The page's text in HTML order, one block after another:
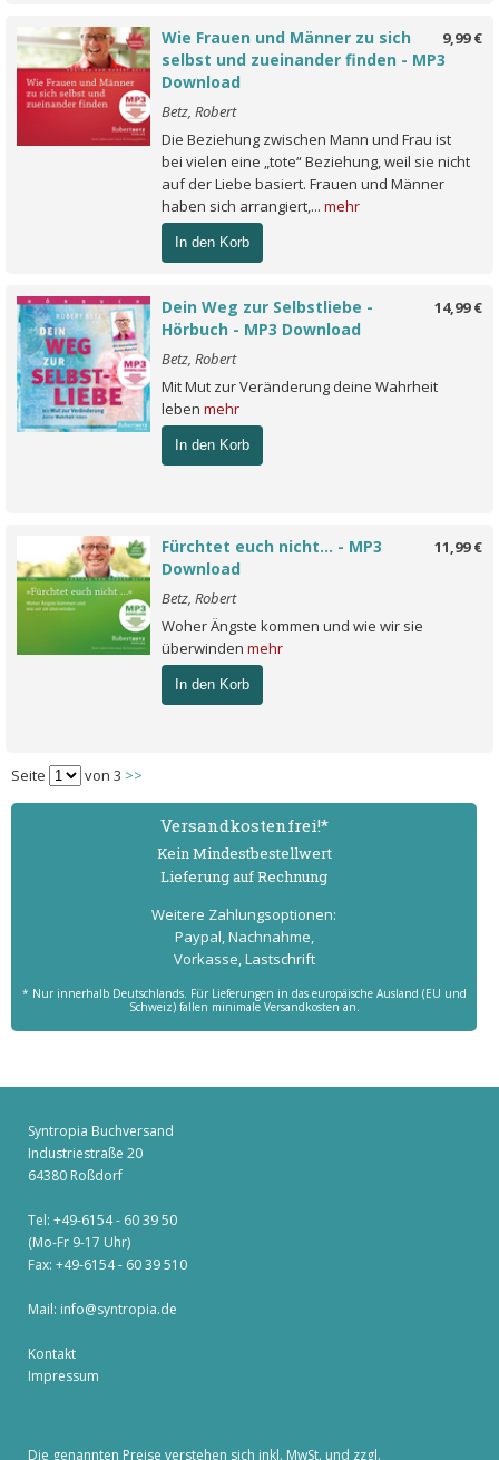
9,99 €
Wie Frauen und Männer zu sich
selbst und zueinander finden - MP3
Download
Betz, Robert
Die Beziehung zwischen Mann und Frau ist
bei vielen eine „tote“ Beziehung, weil sie nicht
auf der Liebe basiert. Frauen und Männer
haben sich arrangiert,... mehr
In den Korb
14,99 €
Dein Weg zur Selbstliebe -
Hörbuch - MP3 Download
Betz, Robert
Mit Mut zur Veränderung deine Wahrheit
leben mehr
In den Korb
11,99 €
Fürchtet euch nicht… - MP3
Download
Betz, Robert
Woher Ängste kommen und wie wir sie
überwinden mehr
In den Korb
Seite von 3 >>
Versand­kostenfrei!*
Kein Mindest­bestell­wert
Lieferung auf Rechnung
Weitere Zahlungs­optionen:
Paypal, Nachnahme,
Vorkasse, Lastschrift
* Nur innerhalb Deutschlands. Für Lieferungen in das europäische Ausland (EU und
Schweiz) fallen minimale Versandkosten an.
Syntropia Buchversand
Industriestraße 20
64380 Roßdorf
Tel: +49-6154 - 60 39 50
(Mo-Fr 9-17 Uhr)
Fax: +49-6154 - 60 39 510
Mail: info@syntropia.de
Kontakt
Impressum
Die genannten Preise verstehen sich inkl. MwSt. und zzgl.